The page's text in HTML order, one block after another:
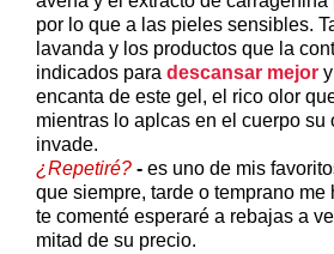
por lo que a las pieles sensibles.
lavanda y los productos que la
indicados para descansar mejor
encanta de este gel, el rico olor
mientras lo aplcas en el cuerpo su
invade.
¿Repetiré? - es uno de mis
que siempre, tarde o temprano me
te comenté esperaré a rebajas a
mitad de su precio.